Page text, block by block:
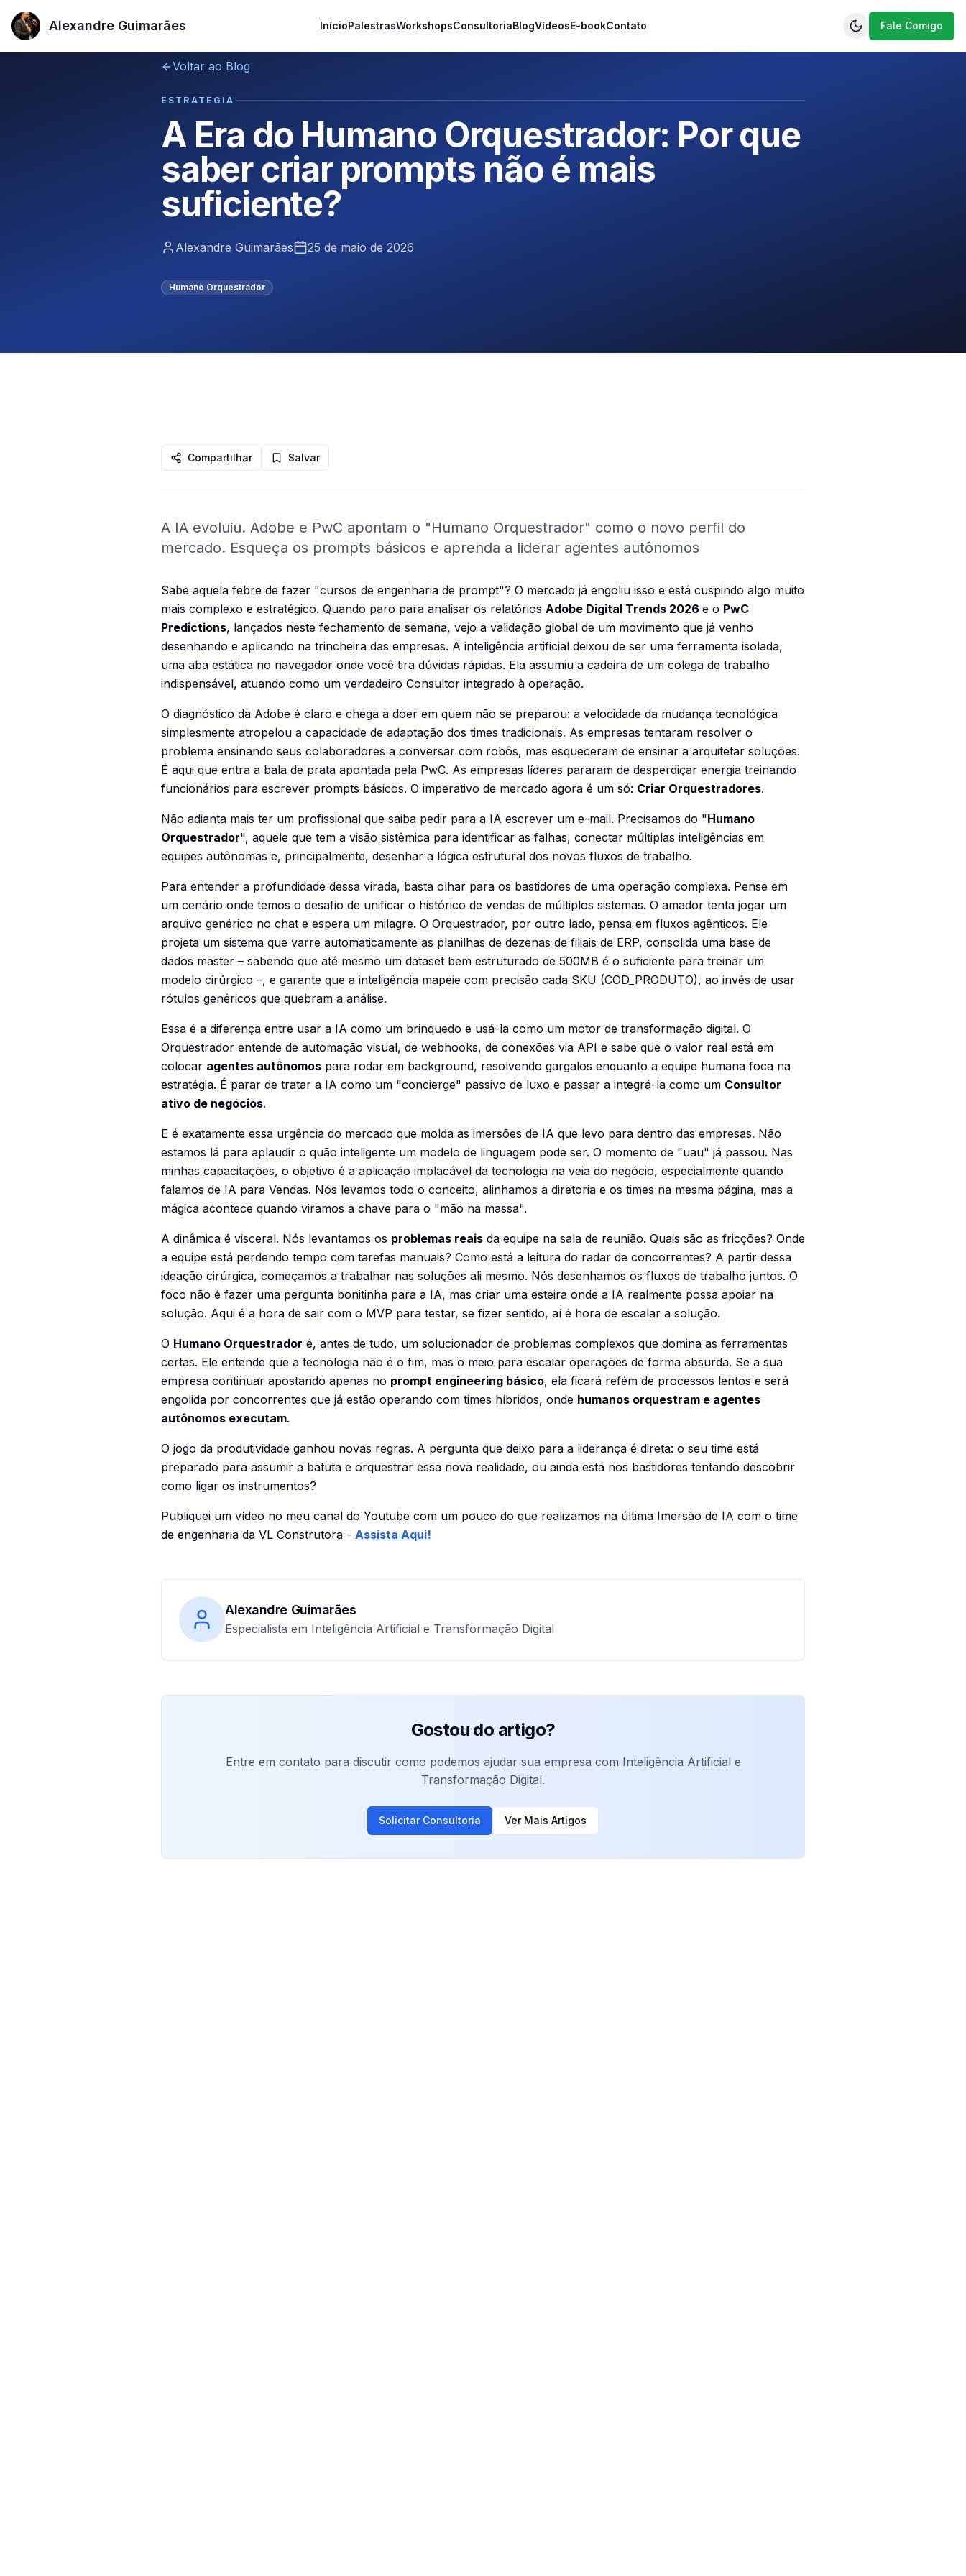
Alexandre Guimarães
Alexandre Guimarães InícioPalestrasWorkshopsConsultoriaBlogVídeosE-bookContato Fale Comigo
Voltar ao Blog
ESTRATEGIA
A Era do Humano Orquestrador: Por que
saber criar prompts não é mais
suficiente?
Alexandre Guimarães 25 de maio de 2026
Humano Orquestrador
Compartilhar Salvar
A IA evoluiu. Adobe e PwC apontam o "Humano Orquestrador" como o novo perfil do
mercado. Esqueça os prompts básicos e aprenda a liderar agentes autônomos
Sabe aquela febre de fazer "cursos de engenharia de prompt"? O mercado já engoliu isso e está cuspindo algo muito
mais complexo e estratégico. Quando paro para analisar os relatórios Adobe Digital Trends 2026 e o PwC
Predictions, lançados neste fechamento de semana, vejo a validação global de um movimento que já venho
desenhando e aplicando na trincheira das empresas. A inteligência artificial deixou de ser uma ferramenta isolada,
uma aba estática no navegador onde você tira dúvidas rápidas. Ela assumiu a cadeira de um colega de trabalho
indispensável, atuando como um verdadeiro Consultor integrado à operação.
O diagnóstico da Adobe é claro e chega a doer em quem não se preparou: a velocidade da mudança tecnológica
simplesmente atropelou a capacidade de adaptação dos times tradicionais. As empresas tentaram resolver o
problema ensinando seus colaboradores a conversar com robôs, mas esqueceram de ensinar a arquitetar soluções.
É aqui que entra a bala de prata apontada pela PwC. As empresas líderes pararam de desperdiçar energia treinando
funcionários para escrever prompts básicos. O imperativo de mercado agora é um só: Criar Orquestradores.
Não adianta mais ter um profissional que saiba pedir para a IA escrever um e-mail. Precisamos do "Humano
Orquestrador", aquele que tem a visão sistêmica para identificar as falhas, conectar múltiplas inteligências em
equipes autônomas e, principalmente, desenhar a lógica estrutural dos novos fluxos de trabalho.
Para entender a profundidade dessa virada, basta olhar para os bastidores de uma operação complexa. Pense em
um cenário onde temos o desafio de unificar o histórico de vendas de múltiplos sistemas. O amador tenta jogar um
arquivo genérico no chat e espera um milagre. O Orquestrador, por outro lado, pensa em fluxos agênticos. Ele
projeta um sistema que varre automaticamente as planilhas de dezenas de filiais de ERP, consolida uma base de
dados master – sabendo que até mesmo um dataset bem estruturado de 500MB é o suficiente para treinar um
modelo cirúrgico –, e garante que a inteligência mapeie com precisão cada SKU (COD_PRODUTO), ao invés de usar
rótulos genéricos que quebram a análise.
Essa é a diferença entre usar a IA como um brinquedo e usá-la como um motor de transformação digital. O
Orquestrador entende de automação visual, de webhooks, de conexões via API e sabe que o valor real está em
colocar agentes autônomos para rodar em background, resolvendo gargalos enquanto a equipe humana foca na
estratégia. É parar de tratar a IA como um "concierge" passivo de luxo e passar a integrá-la como um Consultor
ativo de negócios.
E é exatamente essa urgência do mercado que molda as imersões de IA que levo para dentro das empresas. Não
estamos lá para aplaudir o quão inteligente um modelo de linguagem pode ser. O momento de "uau" já passou. Nas
minhas capacitações, o objetivo é a aplicação implacável da tecnologia na veia do negócio, especialmente quando
falamos de IA para Vendas. Nós levamos todo o conceito, alinhamos a diretoria e os times na mesma página, mas a
mágica acontece quando viramos a chave para o "mão na massa".
A dinâmica é visceral. Nós levantamos os problemas reais da equipe na sala de reunião. Quais são as fricções? Onde
a equipe está perdendo tempo com tarefas manuais? Como está a leitura do radar de concorrentes? A partir dessa
ideação cirúrgica, começamos a trabalhar nas soluções ali mesmo. Nós desenhamos os fluxos de trabalho juntos. O
foco não é fazer uma pergunta bonitinha para a IA, mas criar uma esteira onde a IA realmente possa apoiar na
solução. Aqui é a hora de sair com o MVP para testar, se fizer sentido, aí é hora de escalar a solução.
O Humano Orquestrador é, antes de tudo, um solucionador de problemas complexos que domina as ferramentas
certas. Ele entende que a tecnologia não é o fim, mas o meio para escalar operações de forma absurda. Se a sua
empresa continuar apostando apenas no prompt engineering básico, ela ficará refém de processos lentos e será
engolida por concorrentes que já estão operando com times híbridos, onde humanos orquestram e agentes
autônomos executam.
O jogo da produtividade ganhou novas regras. A pergunta que deixo para a liderança é direta: o seu time está
preparado para assumir a batuta e orquestrar essa nova realidade, ou ainda está nos bastidores tentando descobrir
como ligar os instrumentos?
Publiquei um vídeo no meu canal do Youtube com um pouco do que realizamos na última Imersão de IA com o time
de engenharia da VL Construtora - Assista Aqui!
Alexandre Guimarães
Especialista em Inteligência Artificial e Transformação Digital
Gostou do artigo?
Entre em contato para discutir como podemos ajudar sua empresa com Inteligência Artificial e
Transformação Digital.
Solicitar Consultoria Ver Mais Artigos